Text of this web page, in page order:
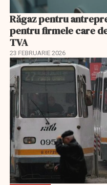
Răgaz pentru
pentru firmele care
TVA
23 FEBRUARIE 2026
EXCLUSIV